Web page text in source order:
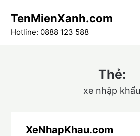
content
TenMienXanh.com
Hotline: 0888 123 588
Thẻ:
xe nhập khẩu
XeNhapKhau.com